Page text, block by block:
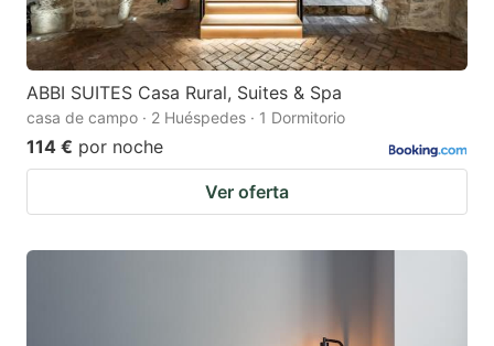
ABBI SUITES Casa Rural, Suites & Spa
casa de campo · 2 Huéspedes · 1 Dormitorio
114 € por noche
Ver oferta